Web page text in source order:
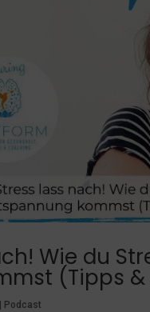
Wie du
(Tipps
Podcast